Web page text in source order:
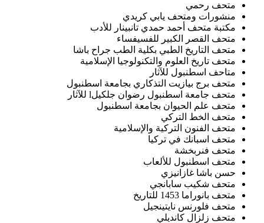
متحف رحمي
منشورات ومتحف يابي كريدي
مكتبة متحف أحمد حمدي تانبينار للأدب
متحف القصر الكبير للفسيفساء
متحف التاريخ الطبي بكلية الطب جراح باشا
متحف تاريخ العلوم والتكنولوجيا الإسلامية
متاحف اسطنبول للآثار
متحف برج بيازيت التذكاري بجامعة اسطنبول
متحف جامعة اسطنبول رضوان جلكيلl للآثار
متحف علم الحيوان بجامعة اسطنبول
متحف الخط التركي
متحف الفنون التركية والإسلامية
متحف اسبانك في تركيا
متحف فنربخشة
متحف اسطنبول للألعاب
حسن باشا غازانيزي
متحف شكيب سابانجي
متحف بانوراما 1453 للتاريخ
متحف فلورنس نايتينجيل
متحف زلزال كانديلي